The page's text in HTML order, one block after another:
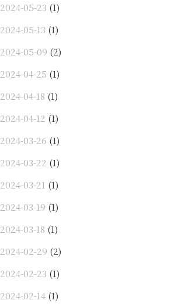
2024-05-23 (1)
2024-05-13 (1)
2024-05-09 (2)
2024-04-25 (1)
2024-04-18 (1)
2024-04-12 (1)
2024-03-26 (1)
2024-03-22 (1)
2024-03-21 (1)
2024-03-19 (1)
2024-03-18 (1)
2024-02-29 (2)
2024-02-23 (1)
2024-02-14 (1)